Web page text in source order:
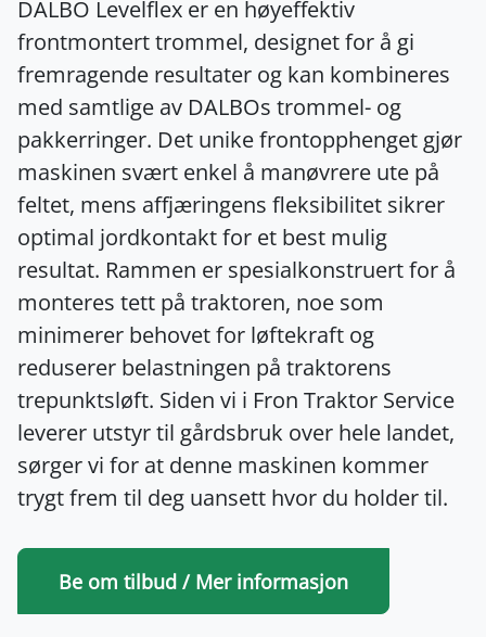
DALBO Levelflex er en høyeffektiv
frontmontert trommel, designet for å gi
fremragende resultater og kan kombineres
med samtlige av DALBOs trommel- og
pakkerringer. Det unike frontopphenget gjør
maskinen svært enkel å manøvrere ute på
feltet, mens affjæringens fleksibilitet sikrer
optimal jordkontakt for et best mulig
resultat. Rammen er spesialkonstruert for å
monteres tett på traktoren, noe som
minimerer behovet for løftekraft og
reduserer belastningen på traktorens
trepunktsløft. Siden vi i Fron Traktor Service
leverer utstyr til gårdsbruk over hele landet,
sørger vi for at denne maskinen kommer
trygt frem til deg uansett hvor du holder til.
Be om tilbud / Mer informasjon